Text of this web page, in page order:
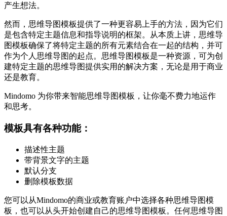
产生想法。
然而，思维导图模板提供了一种更容易上手的方法，因为它们
是包含特定主题信息和指导说明的框架。从本质上讲，思维导
图模板确保了将特定主题的所有元素结合在一起的结构，并可
作为个人思维导图的起点。思维导图模板是一种资源，可为创
建特定主题的思维导图提供实用的解决方案，无论是用于商业
还是教育。
Mindomo 为你带来智能思维导图模板，让你毫不费力地运作
和思考。
模板具有各种功能：
描述性主题
带背景文字的主题
默认分支
删除模板数据
您可以从Mindomo的商业或教育账户中选择各种思维导图模
板，也可以从头开始创建自己的思维导图模板。任何思维导图